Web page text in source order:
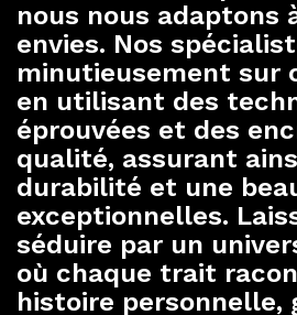
nous nous adaptons
envies. Nos
minutieusement sur
en utilisant des
éprouvées et des
qualité, assurant
durabilité et une
exceptionnelles.
séduire par un
où chaque trait
histoire personnelle,